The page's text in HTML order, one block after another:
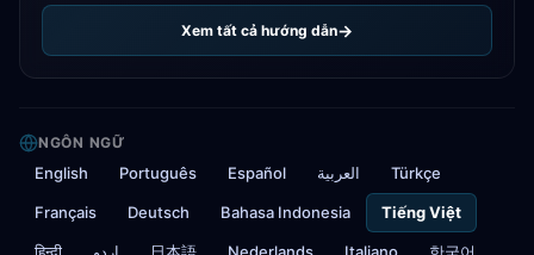
Xem tất cả hướng dẫn
NGÔN NGỮ
English Português Español العربية Türkçe
Français Deutsch Bahasa Indonesia Tiếng Việt